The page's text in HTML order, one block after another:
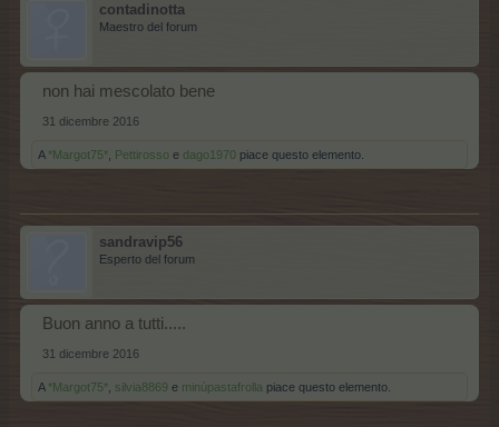
contadinotta
Maestro del forum
non hai mescolato bene
31 dicembre 2016
A *Margot75* Pettirosso e dago1970 piace questo elemento.
sandravip56
Esperto del forum
Buon anno a tutti.....
31 dicembre 2016
A *Margot75* silvia8869 e minùpastafrolla piace questo elemento.